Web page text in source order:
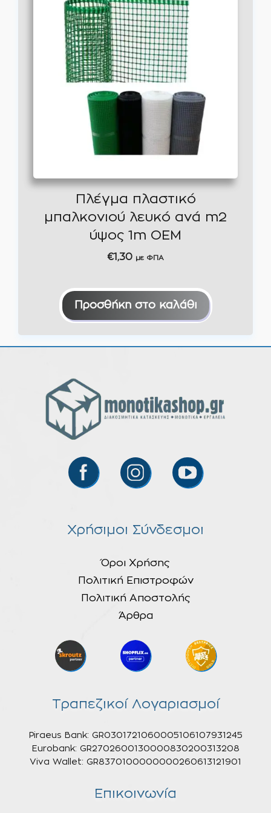
Πλέγμα πλαστικό
μπαλκονιού λευκό ανά m2
ύψος 1m ΟΕΜ
€1,30 με ΦΠΑ
Προσθήκη στο καλάθι
Χρήσιμοι Σύνδεσμοι
Όροι Χρήσης
Πολιτική Επιστροφών
Πολιτική Αποστολής
Άρθρα
Τραπεζικοί Λογαριασμοί
Piraeus Bank: GR0301721060005106107931245
Eurobank: GR2702600130000830200313208
Viva Wallet: GR8370100000000260613121901
Επικοινωνία